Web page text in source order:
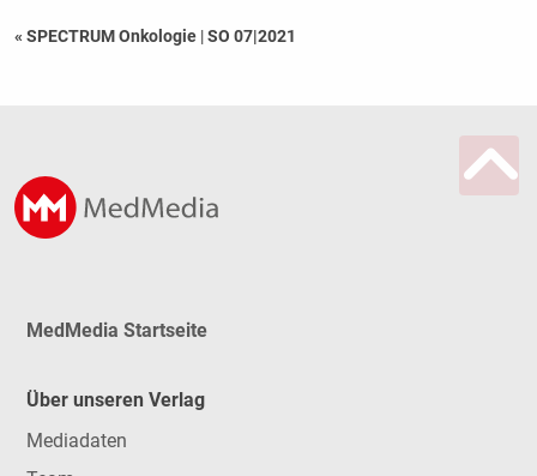
« SPECTRUM Onkologie |SO 07|2021
MedMedia Startseite
Über unseren Verlag
Mediadaten